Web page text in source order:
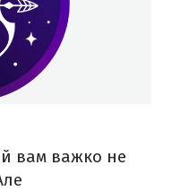
й вам важко не